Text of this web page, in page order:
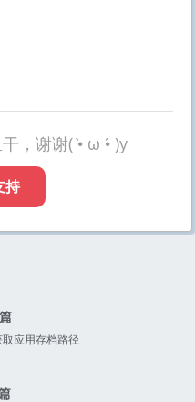
，谢谢( •̀ ω •́ )y
持
应用存档路径